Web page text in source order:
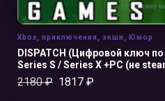
DISPATCH (Цифровой ключ
Series S / Series X +PC (не
2180₽ 1817 ₽
Xbox, приключения, экшн, Юмор